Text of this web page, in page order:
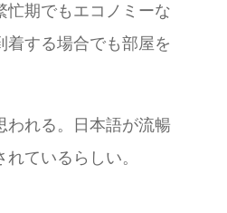
忙期でもエコノミーな
する場合でも部屋を
われる。日本語が流暢
ているらしい。